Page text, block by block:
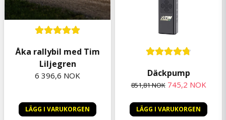
Åka rallybil med Tim
Liljegren
6 396,6 NOK
LÄGG I VARUKORGEN
Däckpump
851,81 NOK 745,2 NOK
LÄGG I VARUKORGEN